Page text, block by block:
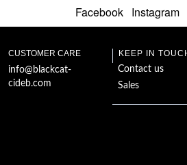
Facebook Instagram